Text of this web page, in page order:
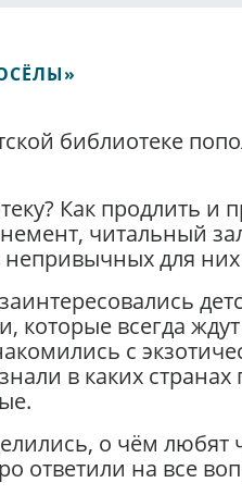
библиотеке
Как продлить
читальный
для
которые всегда
с
в каких
о чём любят
ответили на все